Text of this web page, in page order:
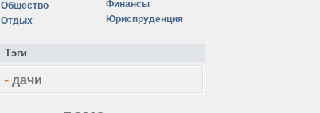
Общество
Отдых
Финансы
Юриспруденция
Тэги
- дачи